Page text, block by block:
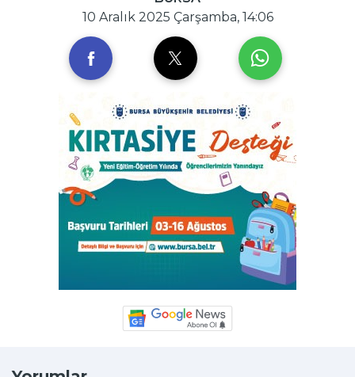
10 Aralık 2025 Çarşamba, 14:06